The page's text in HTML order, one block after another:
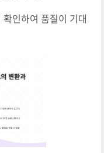
인하여 품질이 기대